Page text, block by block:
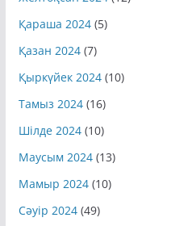
Қараша 2024(5)
Қазан 2024(7)
Қыркүйек 2024(10)
Тамыз 2024(16)
Шілде 2024(10)
Маусым 2024(13)
Мамыр 2024(10)
Сәуір 2024(49)